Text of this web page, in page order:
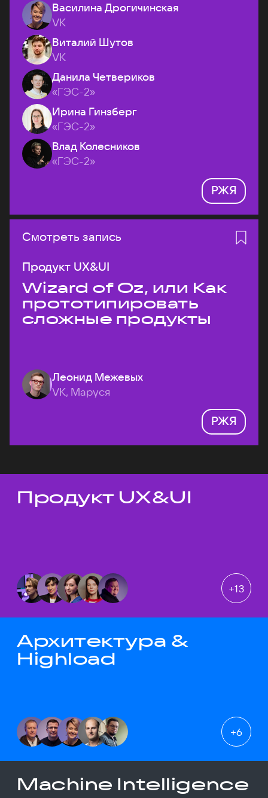
Василина Дрогичинская
VK
Виталий Шутов
VK
Данила Четвериков
«ГЭС-2»
Ирина Гинзберг
«ГЭС-2»
Влад Колесников
«ГЭС-2»
РЖЯ
Смотреть запись
Продукт UX&UI
Wizard of Oz, или Как
прототипировать
сложные продукты
Леонид Межевых
VK, Маруся
РЖЯ
Темы докладов
Продукт UX&UI
+13
Архитектура &
Highload
+6
Machine Intelligence